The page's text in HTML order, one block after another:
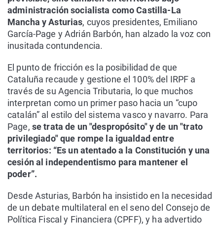
administración socialista como Castilla-La
Mancha y Asturias, cuyos presidentes, Emiliano
García-Page y Adrián Barbón, han alzado la voz con
inusitada contundencia.
El punto de fricción es la posibilidad de que
Cataluña recaude y gestione el 100% del IRPF a
través de su Agencia Tributaria, lo que muchos
interpretan como un primer paso hacia un “cupo
catalán” al estilo del sistema vasco y navarro. Para
Page, se trata de un "despropósito" y de un "trato
privilegiado" que rompe la igualdad entre
territorios: “Es un atentado a la Constitución y una
cesión al independentismo para mantener el
poder”.
Desde Asturias, Barbón ha insistido en la necesidad
de un debate multilateral en el seno del Consejo de
Política Fiscal y Financiera (CPFF), y ha advertido